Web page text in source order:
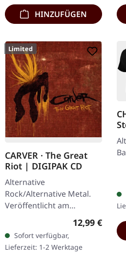
HINZUFÜGEN
Limited
CARVER · The Great
Riot | DIGIPAK CD
Alternative
Rock/Alternative Metal.
Veröffentlicht am
08.02.2013, auf Supreme
Chaos Records. Limitierte
Auflage als CD im DigiPak
mit umfangreichen…
Regulärer
12,99 €
Sofort verfügbar,
Lieferzeit: 1-2 Werktage